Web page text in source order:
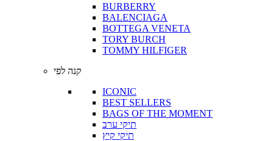
BURBERRY
BALENCIAGA
BOTTEGA VENETA
TORY BURCH
TOMMY HILFIGER
קנה לפי
ICONIC
BEST SELLERS
BAGS OF THE MOMENT
תיקי ערב
תיקי קיץ